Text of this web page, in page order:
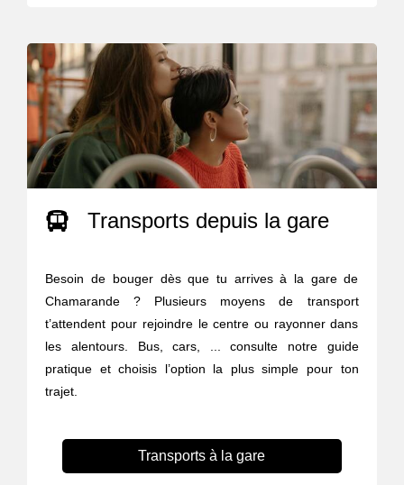
Transports depuis la gare
Besoin de bouger dès que tu arrives à la gare de
Chamarande ? Plusieurs moyens de transport
t’attendent pour rejoindre le centre ou rayonner dans
les alentours. Bus, cars, ... consulte notre guide
pratique et choisis l’option la plus simple pour ton
trajet.
Transports à la gare